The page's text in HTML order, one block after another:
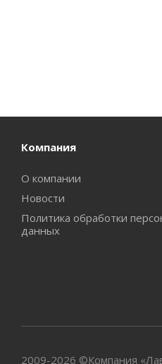
Компания
О компании
Новости
Политика обработки
данных
2009-2026 ©Компания